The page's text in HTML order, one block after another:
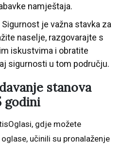
namještaja.
Sigurnost je važna stavka za
naselje, razgovarajte s
iskustvima i obratite
sigurnosti u tom području.
stanova
godini
gdje možete
učinili su pronalaženje